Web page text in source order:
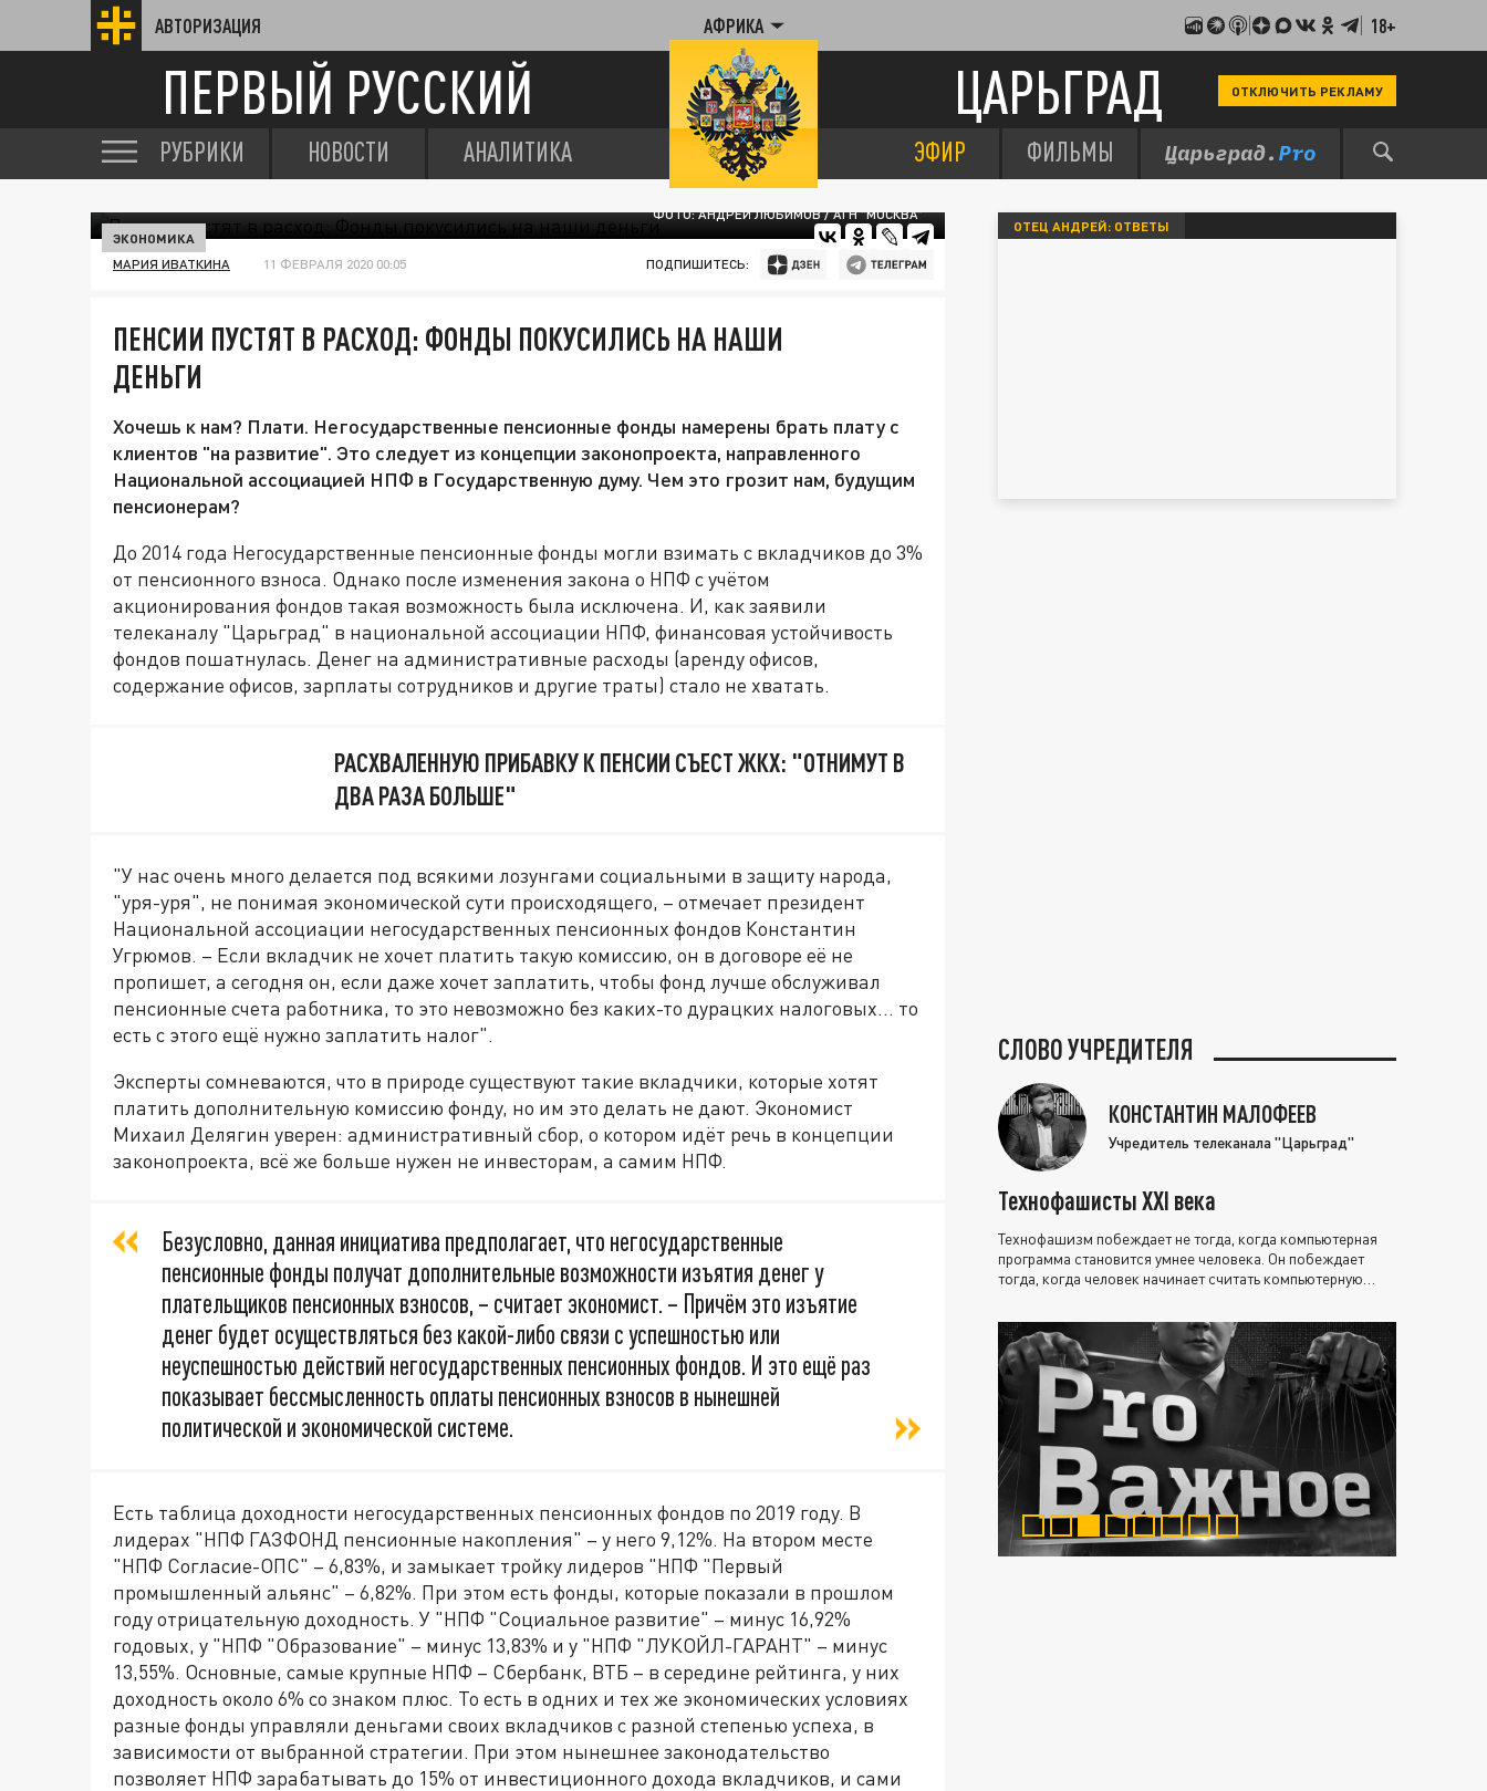
АВТОРИЗАЦИЯ АФРИКА 18+
ПЕРВЫЙ РУССКИЙ ЦАРЬГРАД ОТКЛЮЧИТЬ РЕКЛАМУ
РУБРИКИ НОВОСТИ АНАЛИТИКА ЭФИР ФИЛЬМЫ
ФОТО: АНДРЕЙ ЛЮБИМОВ / АГН "МОСКВА"
ЭКОНОМИКА
МАРИЯ ИВАТКИНА 11 ФЕВРАЛЯ 2020 00:05 ПОДПИШИТЕСЬ:
ПЕНСИИ ПУСТЯТ В РАСХОД: ФОНДЫ ПОКУСИЛИСЬ НА НАШИ
ДЕНЬГИ
Хочешь к нам? Плати. Негосударственные пенсионные фонды намерены брать плату с
клиентов "на развитие". Это следует из концепции законопроекта, направленного
Национальной ассоциацией НПФ в Государственную думу. Чем это грозит нам, будущим
пенсионерам?
До 2014 года Негосударственные пенсионные фонды могли взимать с вкладчиков до 3%
от пенсионного взноса. Однако после изменения закона о НПФ с учётом
акционирования фондов такая возможность была исключена. И, как заявили
телеканалу "Царьград" в национальной ассоциации НПФ, финансовая устойчивость
фондов пошатнулась. Денег на административные расходы (аренду офисов,
содержание офисов, зарплаты сотрудников и другие траты) стало не хватать.
РАСХВАЛЕННУЮ ПРИБАВКУ К ПЕНСИИ СЪЕСТ ЖКХ: "ОТНИМУТ В
ДВА РАЗА БОЛЬШЕ"
"У нас очень много делается под всякими лозунгами социальными в защиту народа,
"уря-уря", не понимая экономической сути происходящего, – отмечает президент
Национальной ассоциации негосударственных пенсионных фондов Константин
Угрюмов. – Если вкладчик не хочет платить такую комиссию, он в договоре её не
пропишет, а сегодня он, если даже хочет заплатить, чтобы фонд лучше обслуживал
пенсионные счета работника, то это невозможно без каких-то дурацких налоговых… то
есть с этого ещё нужно заплатить налог".
Эксперты сомневаются, что в природе существуют такие вкладчики, которые хотят
платить дополнительную комиссию фонду, но им это делать не дают. Экономист
Михаил Делягин уверен: административный сбор, о котором идёт речь в концепции
законопроекта, всё же больше нужен не инвесторам, а самим НПФ.
Безусловно, данная инициатива предполагает, что негосударственные
пенсионные фонды получат дополнительные возможности изъятия денег у
плательщиков пенсионных взносов, – считает экономист. – Причём это изъятие
денег будет осуществляться без какой-либо связи с успешностью или
неуспешностью действий негосударственных пенсионных фондов. И это ещё раз
показывает бессмысленность оплаты пенсионных взносов в нынешней
политической и экономической системе.
Есть таблица доходности негосударственных пенсионных фондов по 2019 году. В
лидерах "НПФ ГАЗФОНД пенсионные накопления" – у него 9,12%. На втором месте
"НПФ Согласие-ОПС" – 6,83%, и замыкает тройку лидеров "НПФ "Первый
промышленный альянс" – 6,82%. При этом есть фонды, которые показали в прошлом
году отрицательную доходность. У "НПФ "Социальное развитие" – минус 16,92%
годовых, у "НПФ "Образование" – минус 13,83% и у "НПФ "ЛУКОЙЛ-ГАРАНТ" – минус
13,55%. Основные, самые крупные НПФ – Сбербанк, ВТБ – в середине рейтинга, у них
доходность около 6% со знаком плюс. То есть в одних и тех же экономических условиях
разные фонды управляли деньгами своих вкладчиков с разной степенью успеха, в
зависимости от выбранной стратегии. При этом нынешнее законодательство
позволяет НПФ зарабатывать до 15% от инвестиционного дохода вкладчиков, и сами
ОТЕЦ АНДРЕЙ: ОТВЕТЫ
СЛОВО УЧРЕДИТЕЛЯ
КОНСТАНТИН МАЛОФЕЕВ
Учредитель телеканала "Царьград"
Технофашисты XXI века
Технофашизм побеждает не тогда, когда компьютерная
программа становится умнее человека. Он побеждает
тогда, когда человек начинает считать компьютерную